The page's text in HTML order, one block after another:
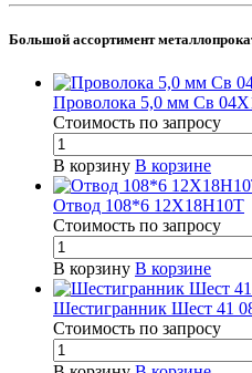
Большой ассортимент
Проволока 5,0 мм Св
Стоимость по запросу
В корзину В корзине
Отвод 108*6 12Х18Н10Т
Стоимость по запросу
В корзину В корзине
Шестигранник Шест 41
Стоимость по запросу